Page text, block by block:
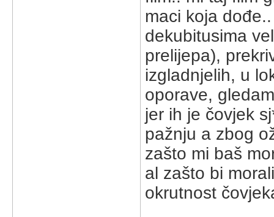
maci koja
dekubitusima
prelijepa),
izgladnjelih, u
oporave,
jer ih je čovjek
pažnju a zbog
zašto mi baš
al zašto bi
okrutnost